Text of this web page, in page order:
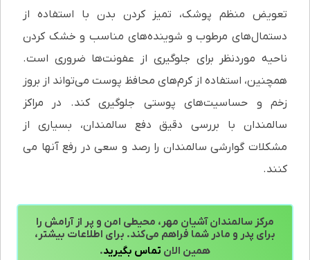
تعویض منظم پوشک، تمیز کردن بدن با استفاده از
دستمال‌های مرطوب و شوینده‌های مناسب و خشک کردن
ناحیه موردنظر برای جلوگیری از عفونت‌ها ضروری است.
همچنین، استفاده از کرم‌های محافظ پوست می‌تواند از بروز
زخم و حساسیت‌های پوستی جلوگیری کند. در مراکز
سالمندان با بررسی دقیق دفع سالمندان، بسیاری از
مشکلات گوارشی سالمندان را رصد و سعی در رفع آنها می
کنند.
مرکز سالمندان آشیان مهر، محیطی امن و پر از آرامش را
برای پدر و مادر شما فراهم می‌کند. برای اطلاعات بیشتر،
همین الان تماس بگیرید.